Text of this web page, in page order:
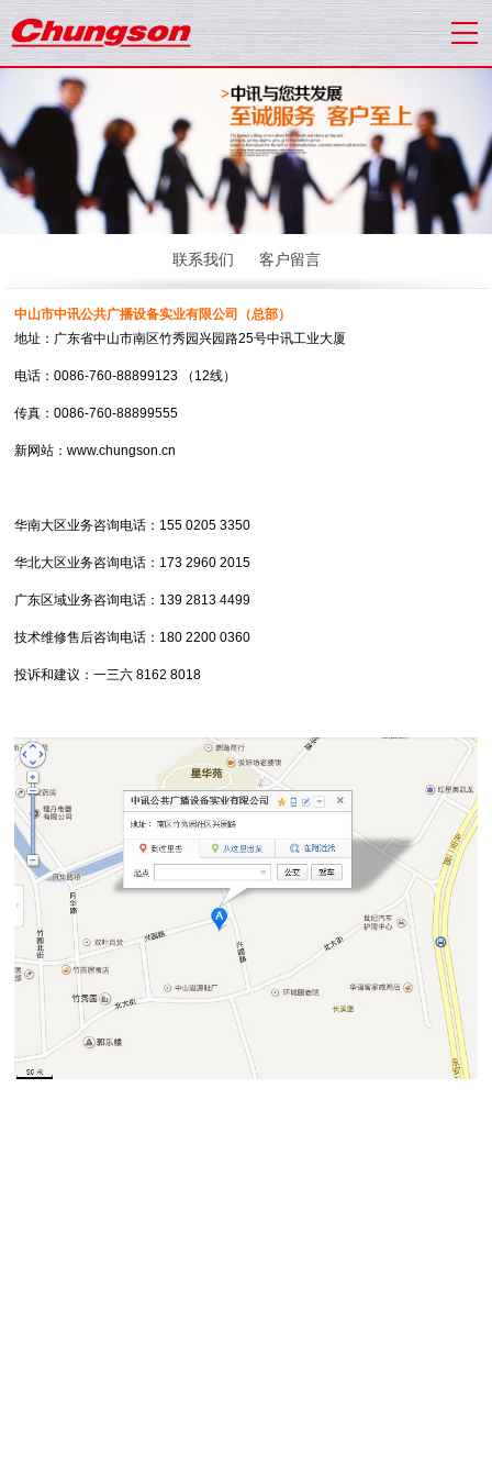
联系我们 客户留言
中山市中讯公共广播设备实业有限公司
（总部）
地址：广东省中山市南区竹秀园兴园路25号中讯工业大厦
电话：0086-760-88899123 （ 12线）
传真：0086-760-88899555
新网站：www.chungson.cn
华南大区业务咨询电话： 155 0205 3350
华北大区业务咨询电话： 173 2960 2015
广东区域业务咨询电话： 139 2813 4499
技术维修售后咨询电话： 180 2200 0360
投诉和建议：一三六 8162 8018